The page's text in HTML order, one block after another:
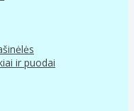
ir puodai